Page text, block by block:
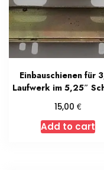
Einbauschienen für
Laufwerk im 5,25″
15,00€
Add to cart